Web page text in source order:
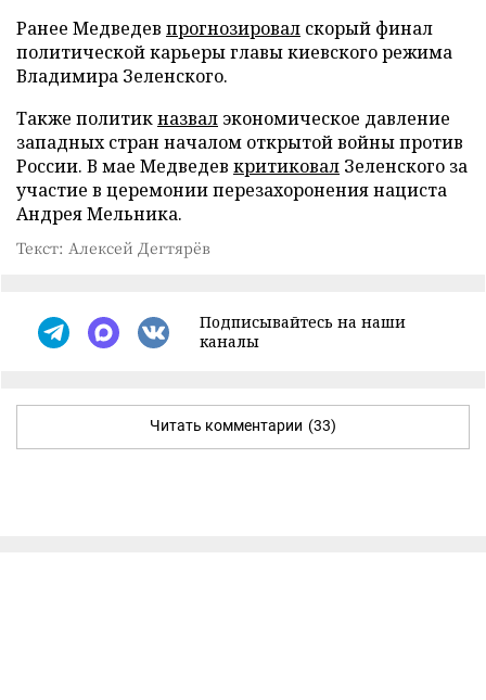
Ранее Медведев прогнозировал скорый финал
политической карьеры главы киевского режима
Владимира Зеленского.
Также политикназвал экономическое давление
западных стран началом открытой войны против
России. В мае Медведев критиковал Зеленского за
участие в церемонии перезахоронения нациста
Андрея Мельника.
Текст: Алексей Дегтярёв
Подписывайтесь на наши
каналы
Читать комментарии (33)